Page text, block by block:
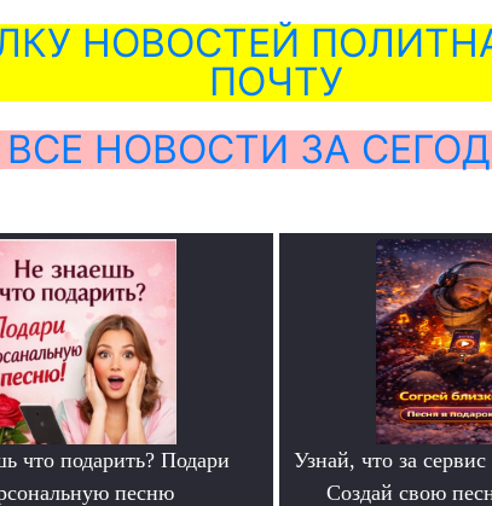
НОВОСТЕЙ
ПОЧТУ
ВСЕ НОВОСТИ ЗА
что подарить? Подари
песню
Узнай, что за
Создай свою